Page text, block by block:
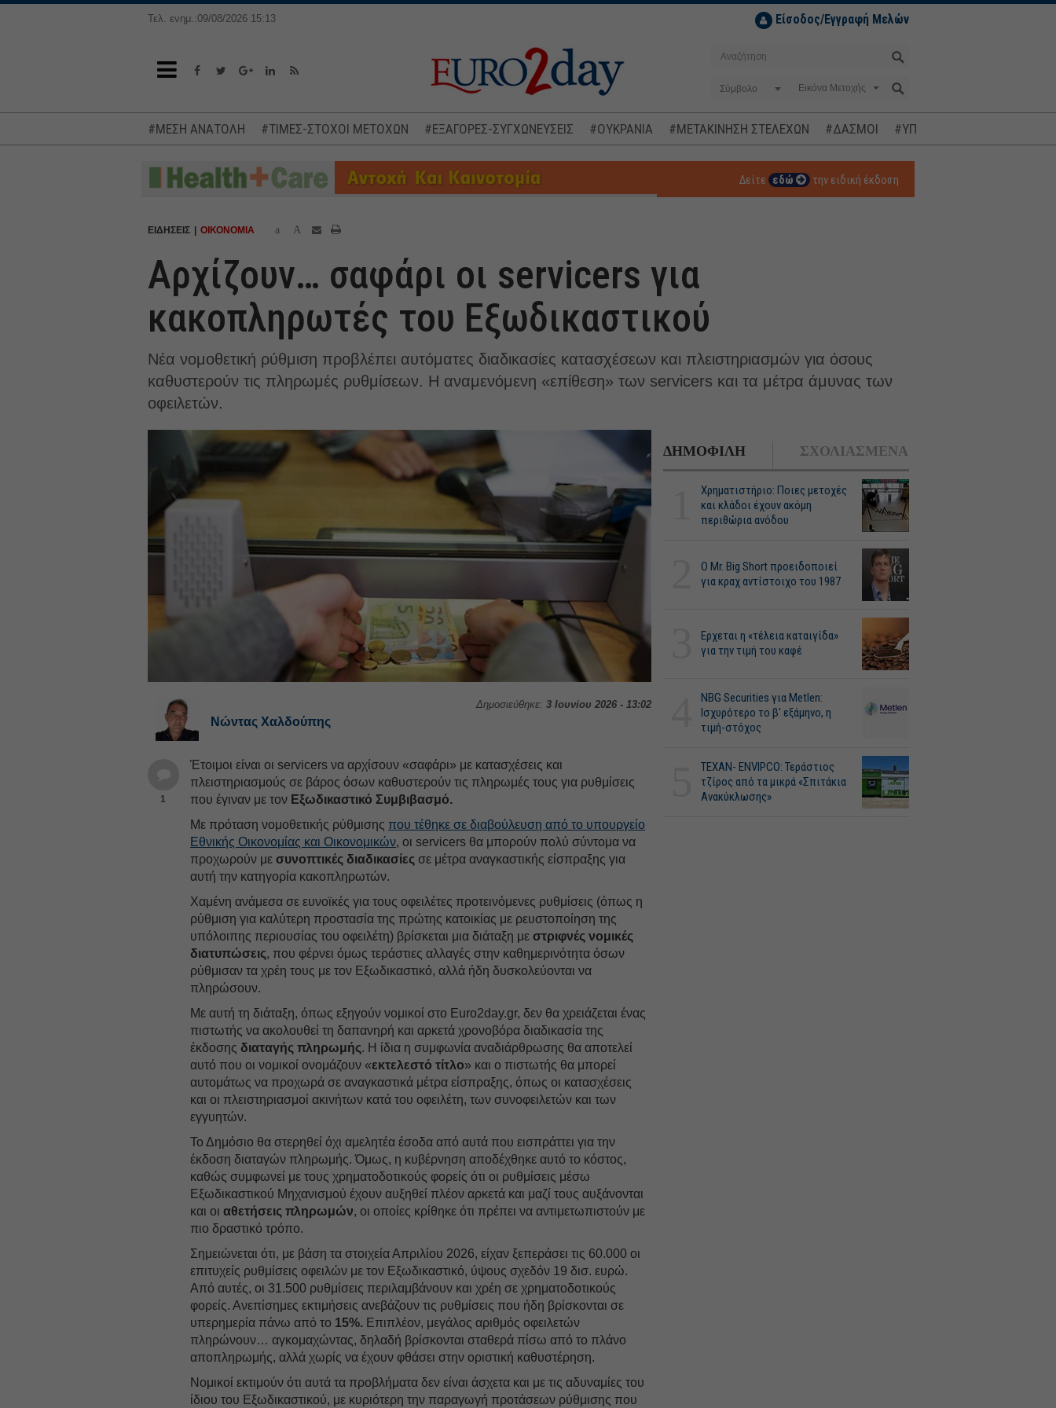
Τελ. ενημ.:09/08/2026 15:13 Είσοδος/Εγγραφή Μελών
Σύμβολο
#ΜΕΣΗ ΑΝΑΤΟΛΗ #ΤΙΜΕΣ-ΣΤΟΧΟΙ ΜΕΤΟΧΩΝ #ΕΞΑΓΟΡΕΣ-ΣΥΓΧΩΝΕΥΣΕΙΣ #ΟΥΚΡΑΝΙΑ #ΜΕΤΑΚΙΝΗΣΗ ΣΤΕΛΕΧΩΝ #ΔΑΣΜΟΙ #ΥΠΟΚΛΟΠΕΣ
Δείτε εδώ την ειδική έκδοση
ΕΙΔΗΣΕΙΣ ΟΙΚΟΝΟΜΙΑ a A
Αρχίζουν… σαφάρι οι servicers για
κακοπληρωτές του Εξωδικαστικού
Νέα νομοθετική ρύθμιση προβλέπει αυτόματες διαδικασίες κατασχέσεων και πλειστηριασμών για όσους
καθυστερούν τις πληρωμές ρυθμίσεων. Η αναμενόμενη «επίθεση» των servicers και τα μέτρα άμυνας των
οφειλετών.
Δημοσιεύθηκε: 3 Ιουνίου 2026 - 13:02
Νώντας Χαλδούπης
1
Έτοιμοι είναι οι servicers να αρχίσουν «σαφάρι» με κατασχέσεις και
πλειστηριασμούς σε βάρος όσων καθυστερούν τις πληρωμές τους για ρυθμίσεις
που έγιναν με τον Εξωδικαστικό Συμβιβασμό.
Με πρόταση νομοθετικής ρύθμισηςπου τέθηκε σε διαβούλευση από το υπουργείο
Εθνικής Οικονομίας και Οικονομικών, οι servicers θα μπορούν πολύ σύντομα να
προχωρούν μεσυνοπτικές διαδικασίες σε μέτρα αναγκαστικής είσπραξης για
αυτή την κατηγορία κακοπληρωτών.
Χαμένη ανάμεσα σε ευνοϊκές για τους οφειλέτες προτεινόμενες ρυθμίσεις (όπως η
ρύθμιση για καλύτερη προστασία της πρώτης κατοικίας με ρευστοποίηση της
υπόλοιπης περιουσίας του οφειλέτη) βρίσκεται μια διάταξη μεστριφνές νομικές
διατυπώσεις, που φέρνει όμως τεράστιες αλλαγές στην καθημερινότητα όσων
ρύθμισαν τα χρέη τους με τον Εξωδικαστικό, αλλά ήδη δυσκολεύονται να
πληρώσουν.
Με αυτή τη διάταξη, όπως εξηγούν νομικοί στο Euro2day.gr, δεν θα χρειάζεται ένας
πιστωτής να ακολουθεί τη δαπανηρή και αρκετά χρονοβόρα διαδικασία της
έκδοσηςδιαταγής πληρωμής. Η ίδια η συμφωνία αναδιάρθρωσης θα αποτελεί
αυτό που οι νομικοί ονομάζουν «εκτελεστό τίτλο» και ο πιστωτής θα μπορεί
αυτομάτως να προχωρά σε αναγκαστικά μέτρα είσπραξης, όπως οι κατασχέσεις
και οι πλειστηριασμοί ακινήτων κατά του οφειλέτη, των συνοφειλετών και των
εγγυητών.
Το Δημόσιο θα στερηθεί όχι αμελητέα έσοδα από αυτά που εισπράττει για την
έκδοση διαταγών πληρωμής. Όμως, η κυβέρνηση αποδέχθηκε αυτό το κόστος,
καθώς συμφωνεί με τους χρηματοδοτικούς φορείς ότι οι ρυθμίσεις μέσω
Εξωδικαστικού Μηχανισμού έχουν αυξηθεί πλέον αρκετά και μαζί τους αυξάνονται
και οιαθετήσεις πληρωμών, οι οποίες κρίθηκε ότι πρέπει να αντιμετωπιστούν με
πιο δραστικό τρόπο.
Σημειώνεται ότι, με βάση τα στοιχεία Απριλίου 2026, είχαν ξεπεράσει τις 60.000 οι
επιτυχείς ρυθμίσεις οφειλών με τον Εξωδικαστικό, ύψους σχεδόν 19 δισ. ευρώ.
Από αυτές, οι 31.500 ρυθμίσεις περιλαμβάνουν και χρέη σε χρηματοδοτικούς
φορείς. Ανεπίσημες εκτιμήσεις ανεβάζουν τις ρυθμίσεις που ήδη βρίσκονται σε
υπερημερία πάνω από το 15%. Επιπλέον, μεγάλος αριθμός οφειλετών
πληρώνουν… αγκομαχώντας, δηλαδή βρίσκονται σταθερά πίσω από το πλάνο
αποπληρωμής, αλλά χωρίς να έχουν φθάσει στην οριστική καθυστέρηση.
Νομικοί εκτιμούν ότι αυτά τα προβλήματα δεν είναι άσχετα και με τις αδυναμίες του
ίδιου του Εξωδικαστικού, με κυριότερη την παραγωγή προτάσεων ρύθμισης που
ΔΗΜΟΦΙΛΗ ΣΧΟΛΙΑΣΜΕΝΑ
Χρηματιστήριο: Ποιες μετοχές
και κλάδοι έχουν ακόμη
περιθώρια ανόδου
O Mr. Big Short προειδοποιεί
για κραχ αντίστοιχο του 1987
Ερχεται η «τέλεια καταιγίδα»
για την τιμή του καφέ
NBG Securities για Metlen:
Ισχυρότερο το β' εξάμηνο, η
τιμή-στόχος
ΤΕΧΑΝ- ENVIPCO: Τεράστιος
τζίρος από τα μικρά «Σπιτάκια
Ανακύκλωσης»